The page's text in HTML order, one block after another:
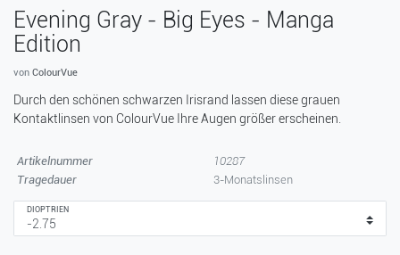
Evening Gray - Big Eyes - Manga
Edition
von ColourVue
Durch den schönen schwarzen Irisrand lassen diese grauen
Kontaktlinsen von ColourVue Ihre Augen größer erscheinen.
Artikelnummer
10287
Tragedauer
3-Monatslinsen
DIOPTRIEN